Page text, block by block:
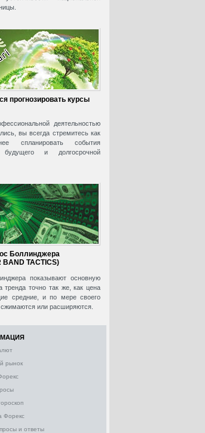
прогнозировать курсы
деятельностью
вы всегда стремитесь как
спланировать события
будущего и долгосрочной
Боллинджера
BAND TACTICS)
показывают основную
тренда точно так же, как цена
средние, и по мере своего
или расширяются.
рынок
Форекс
и ответы